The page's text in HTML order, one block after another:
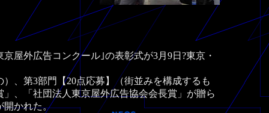
屋外広告コンクール｣の表彰式が3月9日?東京・
、第3部門【20点応募】（街並みを構成するも
、「社団法人東京屋外広告協会会長賞」が贈ら
開かれた。